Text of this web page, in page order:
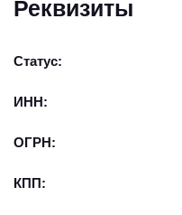
Реквизиты
Статус:
ИНН:
ОГРН:
КПП: